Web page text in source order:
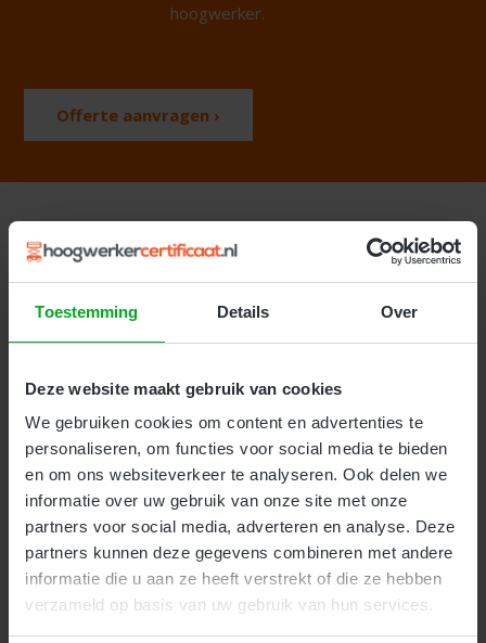
Toestemming Details Over
Deze website maakt gebruik van cookies
We gebruiken cookies om content en advertenties te
personaliseren, om functies voor social media te bieden
en om ons websiteverkeer te analyseren. Ook delen we
informatie over uw gebruik van onze site met onze
partners voor social media, adverteren en analyse. Deze
partners kunnen deze gegevens combineren met andere
informatie die u aan ze heeft verstrekt of die ze hebben
verzameld op basis van uw gebruik van hun services.
hoogwerker.
Offerte aanvragen ›
Heeft uw team alleen ervaren
hoogwerkerchauffeurs? Kies de 1-uur
certificering
hoogwerker en heeft u geen opleidingsbehoefte? Dan is de
voordeliger. Per medewerker plant u 1 uur in voor theorie-
en praktijkcertificering, in plaats van een volledige
cursusdag.
Onze vuistregel: heeft minimaal één medewerker geen of
beperkte ervaring, kies dan de incompany cursus van deze
pagina. Is iedereen ervaren? Kies de 1-uur certificering.
Waarom kiezen voor een incompany